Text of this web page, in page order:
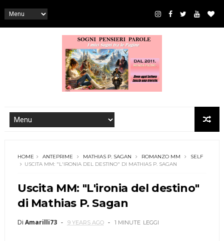
HOME ANTEPRIME MATHIAS P. SAGAN ROMANZO MM
SELF
USCITA MM: "L'IRONIA DEL DESTINO" DI MATHIAS P. SAGAN
Uscita MM: "L'ironia del destino"
di Mathias P. Sagan
Di Amarilli73 9 YEARS AGO 1 MINUTE LEGGI